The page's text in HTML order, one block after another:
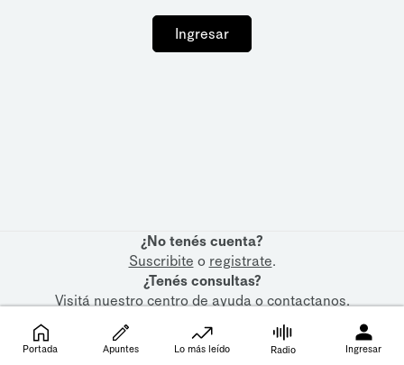
Ingresar
¿No tenés cuenta?
Suscribite o registrate.
¿Tenés consultas?
Visitá nuestrocentro de ayudaocontactanos.
Portada Apuntes Lo más leído Radio Ingresar